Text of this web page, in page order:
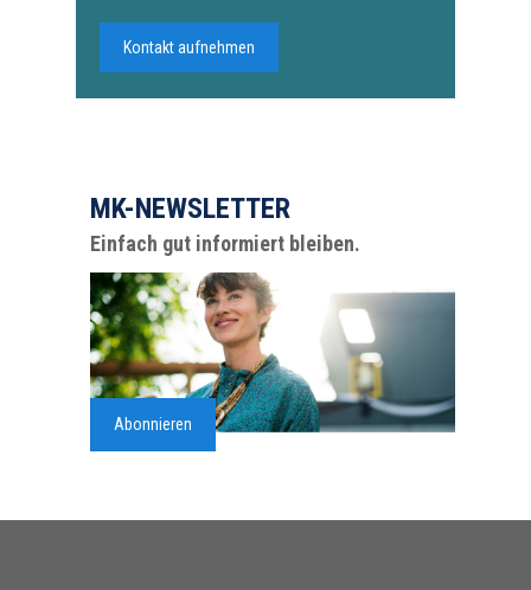
Kontakt aufnehmen
MK-NEWSLETTER
Einfach gut informiert bleiben.
Abonnieren